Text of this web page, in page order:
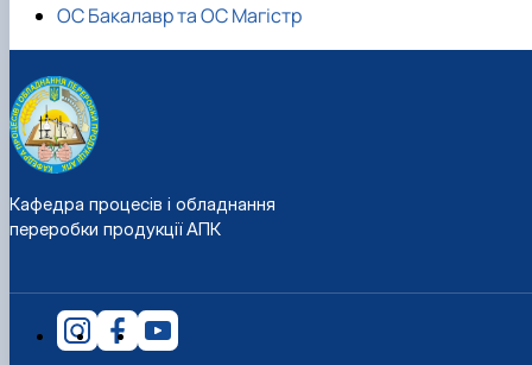
ОС Бакалавр та ОС Магістр
Кафедра процесів і обладнання
переробки продукції АПК